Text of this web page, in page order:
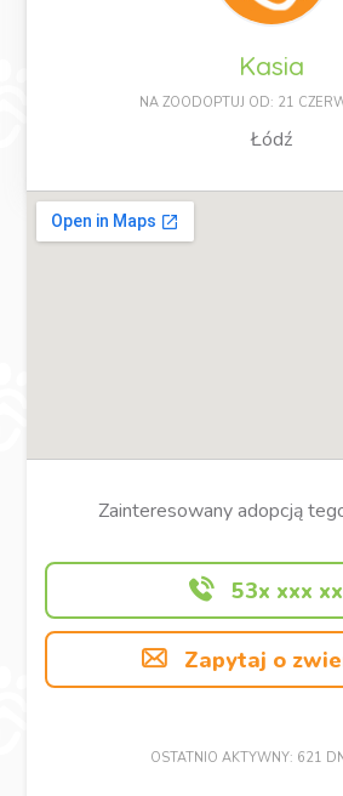
Kasia
NA ZOODOPTUJ OD: 21
Łódź
Zainteresowany adopcją
53x xxx
Zapytaj o
OSTATNIO AKTYWNY: 621